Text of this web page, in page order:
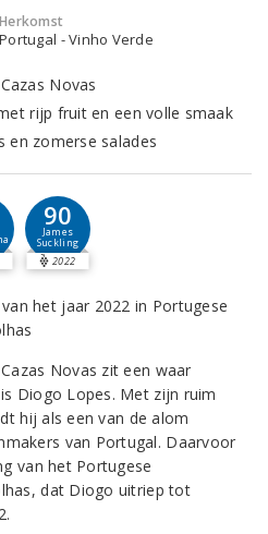
Herkomst
Portugal - Vinho Verde
Novas
rijp fruit en een volle smaak
en zomerse salades
90
James
Suckling
2022
Novas zit een waar
Diogo Lopes. Met zijn ruim
hij als een van de alom
van Portugal. Daarvoor
van het Portugese
dat Diogo uitriep tot